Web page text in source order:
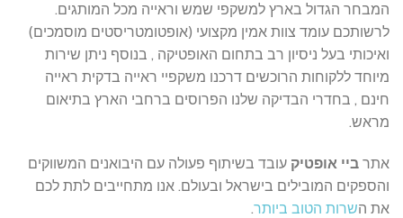
המבחר הגדול בארץ למשקפי שמש וראייה מכל המותגים.
לרשותכם עומד צוות אמין מקצועי (אופטומטריסטים מוסמכים)
ואיכותי בעל ניסיון רב בתחום האופטיקה , בנוסף ניתן שירות
מיוחד ללקוחות הרוכשים דרכנו משקפיי ראייה בדקית ראייה
חינם , בחדרי הבדיקה שלנו הפרוסים ברחבי הארץ בתיאום
מראש.
אתר ביי אופטיק עובד בשיתוף פעולה עם היבואנים המשווקים
והספקים המובילים בישראל ובעולם. אנו מתחייבים לתת לכם
את השרות הטוב ביותר.